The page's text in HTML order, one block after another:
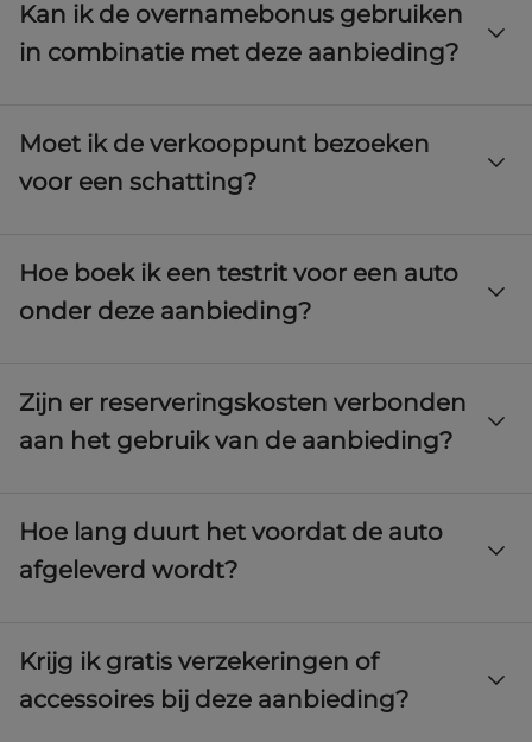
geschat als onderdeel van de betaling. De OW-afdeling van het
verkooppunt maakt een gratis schatting en stelt een prijs voor
Kan ik de overnamebonus gebruiken
in combinatie met deze aanbieding?
rekening met deze optie.
Moet ik de verkooppunt bezoeken
voor een schatting?
het verkooppunt worden bevestigd.
Hoe boek ik een testrit voor een auto
onder deze aanbieding?
verplichting.
Zijn er reserveringskosten verbonden
aan het gebruik van de aanbieding?
een voertuig te reserveren.
Hoe lang duurt het voordat de auto
afgeleverd wordt?
informeren.
Krijg ik gratis verzekeringen of
accessoires bij deze aanbieding?